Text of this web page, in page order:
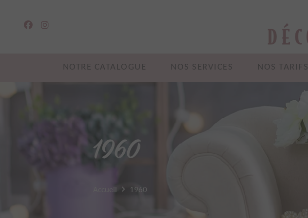
NOTRE CATALOGUE NOS SERVICES NOS TARIFS
1960
Accueil 1960